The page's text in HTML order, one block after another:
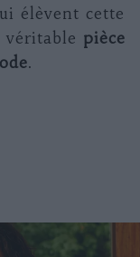
élèvent cette
véritable pièce
.